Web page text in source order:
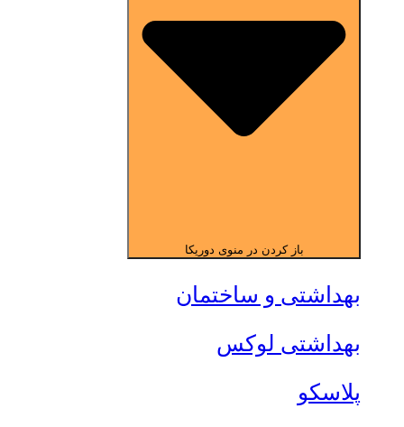
باز کردن در منوی دوریکا
بهداشتی و ساختمان
بهداشتی لوکس
پلاسکو